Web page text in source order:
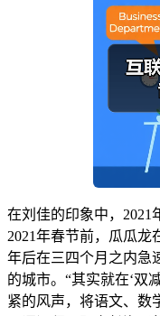
在刘佳的印象中，2021
2021年春节前，瓜瓜龙
年后在三四个月之内急
的城市。“其实就在‘双
紧的风声，将语文、数